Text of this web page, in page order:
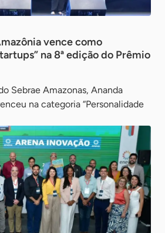
vence como
na 8ª edição do Prêmio
Sebrae Amazonas, Ananda
na categoria “Personalidade